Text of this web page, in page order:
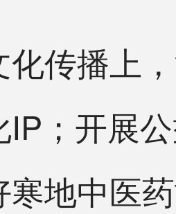
播上，
IP；开展
寒地中医